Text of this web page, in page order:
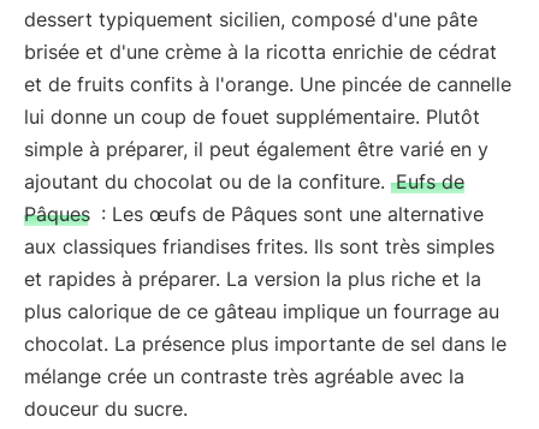
dessert typiquement sicilien, composé d'une pâte
brisée et d'une crème à la ricotta enrichie de cédrat
et de fruits confits à l'orange. Une pincée de cannelle
lui donne un coup de fouet supplémentaire. Plutôt
simple à préparer, il peut également être varié en y
ajoutant du chocolat ou de la confiture. Eufs de
Pâques : Les œufs de Pâques sont une alternative
aux classiques friandises frites. Ils sont très simples
et rapides à préparer. La version la plus riche et la
plus calorique de ce gâteau implique un fourrage au
chocolat. La présence plus importante de sel dans le
mélange crée un contraste très agréable avec la
douceur du sucre.